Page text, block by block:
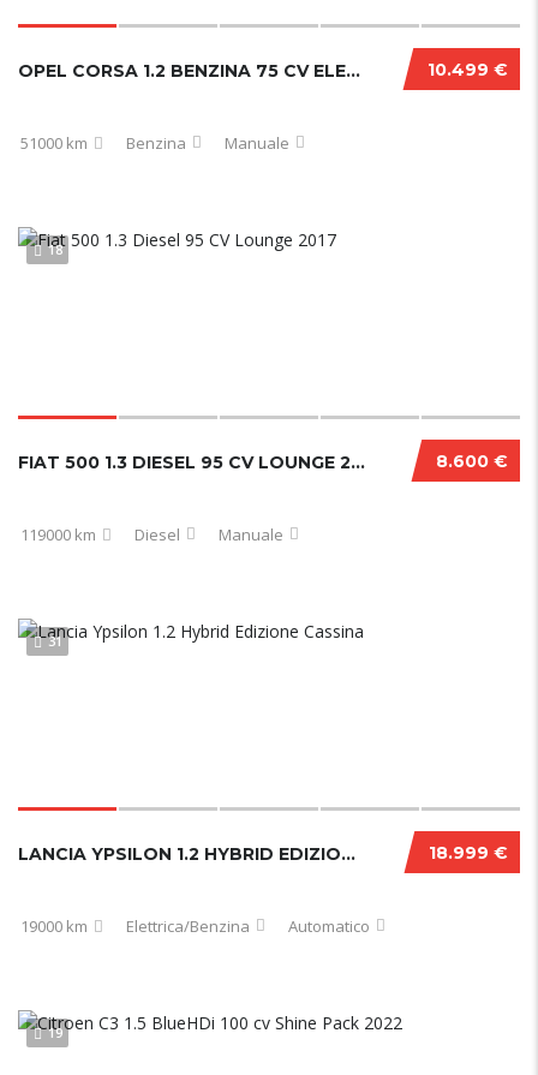
10.499 €
OPEL CORSA 1.2 BENZINA 75 CV ELEGANCE 2021
51000 km Benzina Manuale
18
8.600 €
FIAT 500 1.3 DIESEL 95 CV LOUNGE 2017
119000 km Diesel Manuale
31
18.999 €
LANCIA YPSILON 1.2 HYBRID EDIZIONE CASSINA
19000 km Elettrica/Benzina Automatico
19